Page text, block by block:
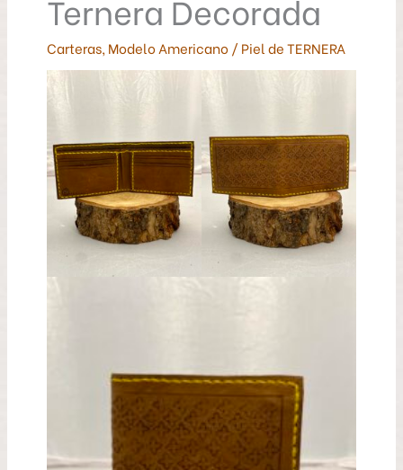
Carteras, Modelo Americano/ Piel de TERNERA